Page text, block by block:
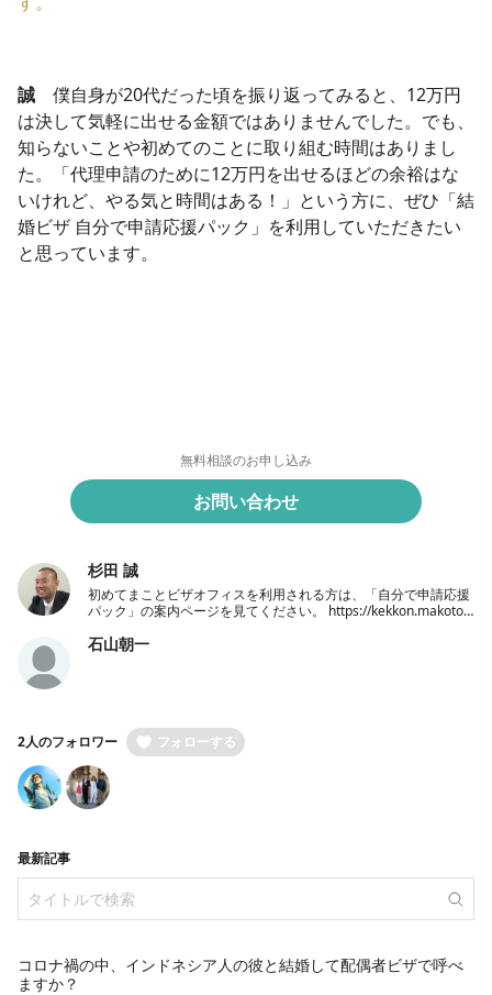
誠 僕自身が20代だった頃を振り返ってみると、12万円
は決して気軽に出せる金額ではありませんでした。でも、
知らないことや初めてのことに取り組む時間はありまし
た。「代理申請のために12万円を出せるほどの余裕はな
いけれど、やる気と時間はある！」という方に、ぜひ「結
婚ビザ 自分で申請応援パック」​ を利用していただきたい
と思っています。
無料相談のお申し込み
お問い合わせ
杉田 誠
初めてまことビザオフィスを利用される方は、「自分で申請応援
パック」の案内ページを見てください。 https://kekkon.makoto-
石山朝一
2人のフォロワー フォローする
最新記事
​コロナ禍の中、インドネシア人の彼と結婚して配偶者ビザで呼べ
ますか？